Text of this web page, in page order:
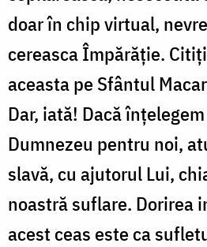
doar în chip virtual,
cereasca Împărăţie.
aceasta pe Sfântul
Dar, iată! Dacă
Dumnezeu pentru noi,
slavă, cu ajutorul Lui,
noastră suflare. Dorirea
acest ceas este ca